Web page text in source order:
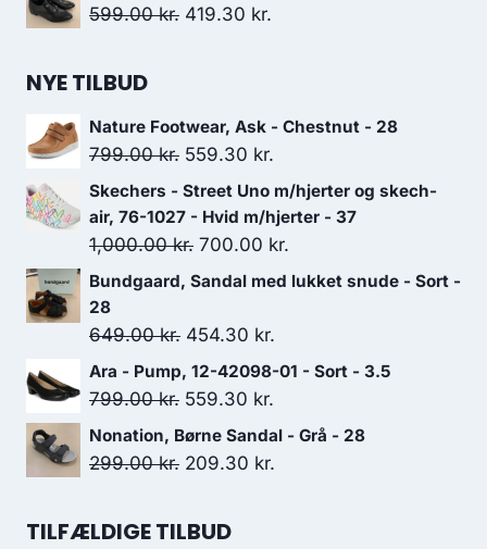
599.00kr. Den
599.00 kr..
419.30 kr.
419.30 kr..
NYE TILBUD
Nature Footwear, Ask - Chestnut - 28
799.00kr. Den
oprindelige
pris
var:
799.00 kr..
559.30 kr.
aktuelle
pris
er:
559.30 kr..
Skechers - Street Uno m/hjerter og skech-
air, 76-1027 - Hvid m/hjerter - 37
1,000.00kr. Den
oprindelige
var:
1,000.00 kr..
700.00 kr.
aktuelle
700.00 kr..
Bundgaard, Sandal med lukket snude - Sort -
28
649.00kr. Den
oprindelige
pris
649.00 kr..
454.30 kr.
aktuelle
Ara - Pump, 12-42098-01 - Sort - 3.5
799.00kr. Den
oprindelige
pris
559.30 kr.
aktuelle
Nonation, Børne Sandal - Grå - 28
299.00kr. Den
pris
209.30 kr.
TILFÆLDIGE TILBUD